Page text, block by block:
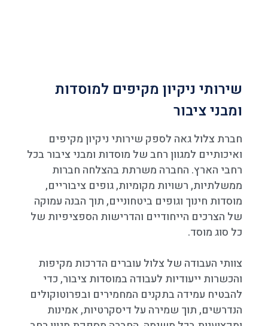
שירותי ניקיון מקיפים למוסדות
ומבני ציבור
חברת צלול גאה לספק שירותי ניקיון מקיפים
ואיכותיים למגוון רחב של מוסדות ומבני ציבור בכל
רחבי הארץ. החברה משרתת בהצלחה חברות
ממשלתיות, רשויות מקומיות, גופים ציבוריים,
מוסדות חינוך וגופים ביטחוניים, תוך הבנה עמוקה
של הצרכים הייחודיים והדרישות הספציפיות של
כל סוג מוסד.
צוותי העבודה של צלול עוברים הדרכות מקיפות
והכשרות ייעודיות לעבודה במוסדות ציבור, כדי
להבטיח עמידה בתקנים המחמירים ובפרוטוקולים
הנדרשים, תוך שמירה על דיסקרטיות, אמינות